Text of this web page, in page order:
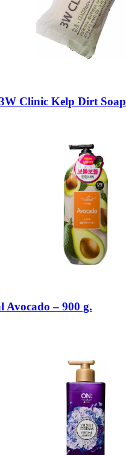
Clinic Kelp Dirt Soap
– 900 g.